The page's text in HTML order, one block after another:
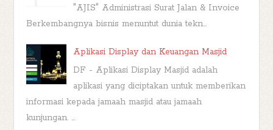
"AJIS" Administrasi Surat Jalan & Invoice
Berkembangnya bisnis menuntut dunia tekn...
Aplikasi Display dan Keuangan Masjid
DF - Aplikasi Display Masjid adalah
aplikasi yang diciptakan untuk memberikan
informasi kepada jamaah masjid atau jamaah
kunjungan. ...